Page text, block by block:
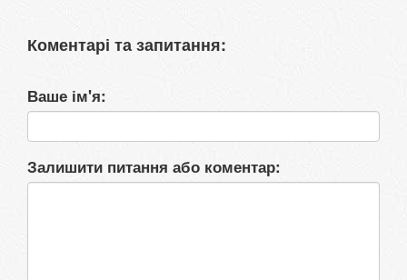
Коментарі та запитання:
Ваше ім'я:
Залишити питання або коментар: